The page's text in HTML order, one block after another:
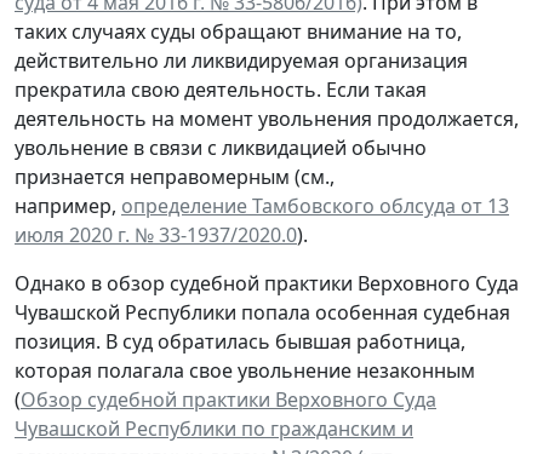
таких случаях суды обращают внимание на то,
действительно ли ликвидируемая организация
прекратила свою деятельность. Если такая
деятельность на момент увольнения продолжается,
увольнение в связи с ликвидацией обычно
признается неправомерным (см.,
например, определение Тамбовского облсуда от 13
июля 2020 г. № 33-1937/2020.0).
Однако в обзор судебной практики Верховного Суда
Чувашской Республики попала особенная судебная
позиция. В суд обратилась бывшая работница,
которая полагала свое увольнение незаконным
(Обзор судебной практики Верховного Суда
Чувашской Республики по гражданским и